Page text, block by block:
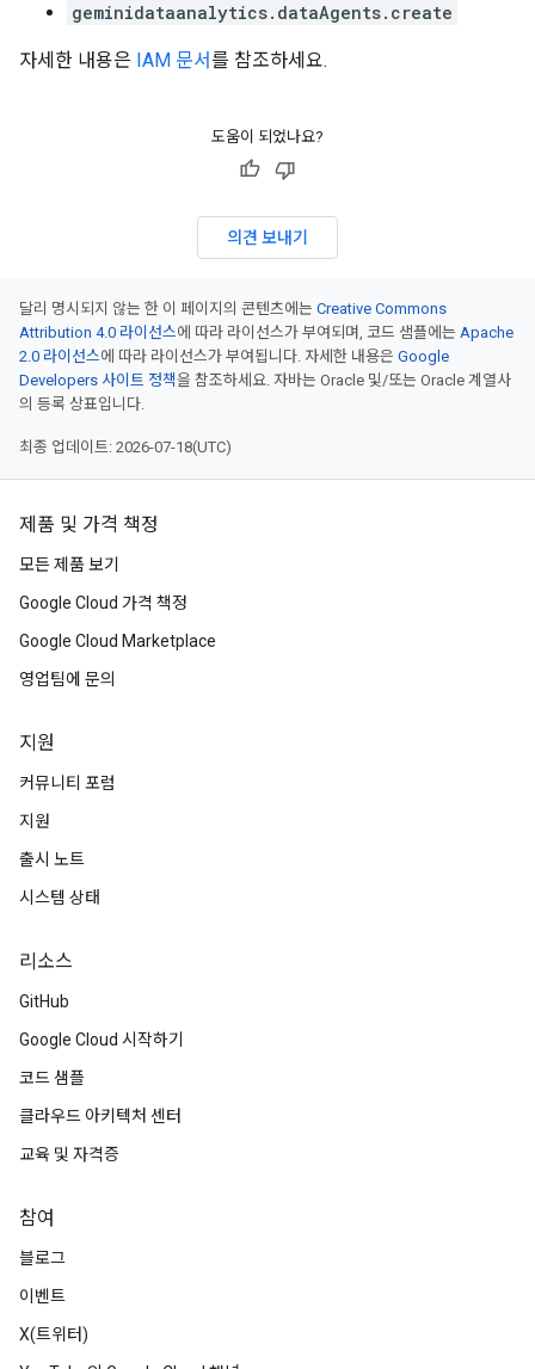
geminidataanalytics.dataAgents.create
자세한 내용은 IAM 문서를 참조하세요.
도움이 되었나요?
의견 보내기
달리 명시되지 않는 한 이 페이지의 콘텐츠에는 Creative Commons
Attribution 4.0 라이선스에 따라 라이선스가 부여되며, 코드 샘플에는 Apache
2.0 라이선스에 따라 라이선스가 부여됩니다. 자세한 내용은 Google
Developers 사이트 정책을 참조하세요. 자바는 Oracle 및/또는 Oracle 계열사
의 등록 상표입니다.
최종 업데이트: 2026-07-18(UTC)
제품 및 가격 책정
모든 제품 보기
Google Cloud 가격 책정
Google Cloud Marketplace
영업팀에 문의
지원
커뮤니티 포럼
지원
출시 노트
시스템 상태
리소스
GitHub
Google Cloud 시작하기
코드 샘플
클라우드 아키텍처 센터
교육 및 자격증
참여
블로그
이벤트
X(트위터)